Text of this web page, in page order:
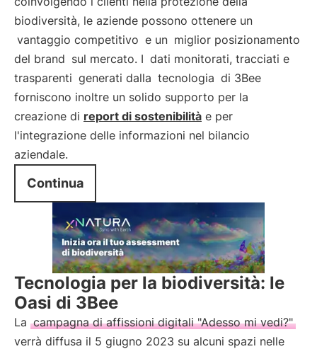
biodiversità, le aziende possono ottenere un
vantaggio competitivo e un miglior posizionamento
del brand sul mercato. I dati monitorati, tracciati e
trasparenti generati dalla tecnologia di 3Bee
forniscono inoltre un solido supporto per la
creazione di report di sostenibilità e per
l'integrazione delle informazioni nel bilancio
aziendale.
Continua
Tecnologia per la biodiversità: le
Oasi di 3Bee
La campagna di affissioni digitali "Adesso mi vedi?"
verrà diffusa il 5 giugno 2023 su alcuni spazi nelle